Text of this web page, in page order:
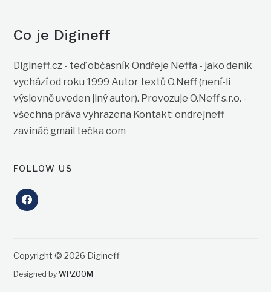
Co je Digineff
Digineff.cz - teď občasník Ondřeje Neffa - jako deník
vychází od roku 1999 Autor textů O.Neff (není-li
výslovně uveden jiný autor). Provozuje O.Neff s.r.o. -
všechna práva vyhrazena Kontakt: ondrejneff
zavináč gmail tečka com
FOLLOW US
facebook
Copyright © 2026 Digineff
Designed byWPZOOM